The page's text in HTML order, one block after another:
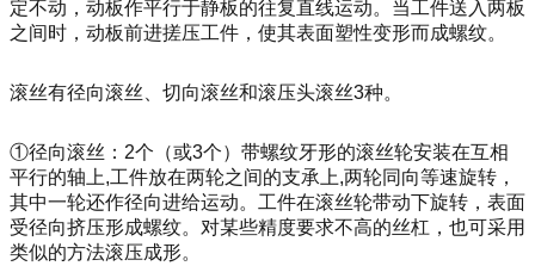
定不动，动板作平行于静板的往复直线运动。当工件送入两板
之间时，动板前进搓压工件，使其表面塑性变形而成螺纹。
滚丝有径向滚丝、切向滚丝和滚压头滚丝3种。
①径向滚丝：2个（或3个）带螺纹牙形的滚丝轮安装在互相
平行的轴上,工件放在两轮之间的支承上,两轮同向等速旋转，
其中一轮还作径向进给运动。工件在滚丝轮带动下旋转，表面
受径向挤压形成螺纹。对某些精度要求不高的丝杠，也可采用
类似的方法滚压成形。